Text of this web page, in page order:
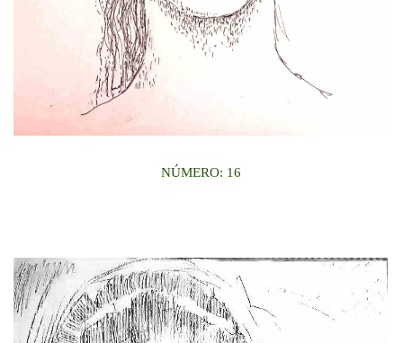
NÚMERO: 16